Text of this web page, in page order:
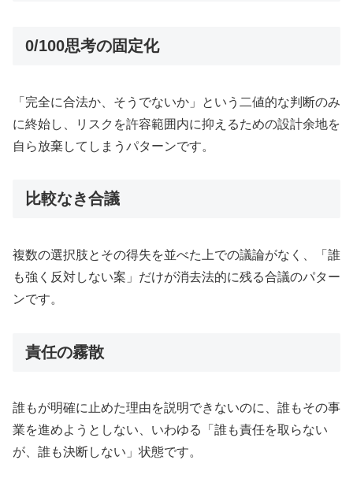
0/100思考の固定化
「完全に合法か、そうでないか」という二値的な判断のみ
に終始し、リスクを許容範囲内に抑えるための設計余地を
自ら放棄してしまうパターンです。
比較なき合議
複数の選択肢とその得失を並べた上での議論がなく、「誰
も強く反対しない案」だけが消去法的に残る合議のパター
ンです。
責任の霧散
誰もが明確に止めた理由を説明できないのに、誰もその事
業を進めようとしない、いわゆる「誰も責任を取らない
が、誰も決断しない」状態です。